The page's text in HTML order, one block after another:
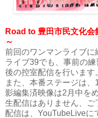
Road to 豊田市民文化
～
前回のワンマンライブ
ライブ39でも、事前の
後の控室配信を行います
また、本番ステージは
影編集済映像は2月中を
生配信はありません、ご
配信は、YouTubeLiveに